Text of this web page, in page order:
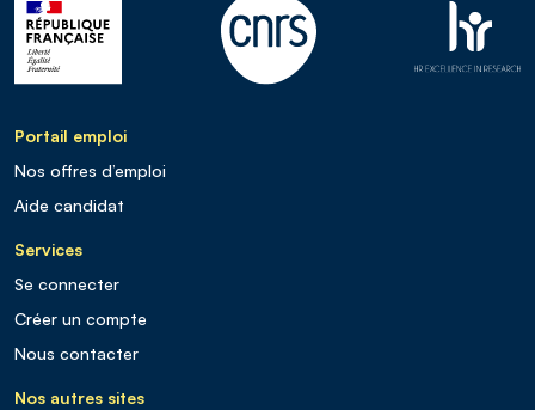
Portail emploi
Nos offres d’emploi
Aide candidat
Services
Se connecter
Créer un compte
Nous contacter
Nos autres sites